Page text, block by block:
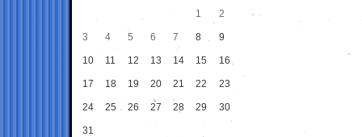
1
2
3 4 5 6 7 8 9
10 11 12 13 14 15 16
17 18 19 20 21 22 23
24 25 26 27 28 29 30
31